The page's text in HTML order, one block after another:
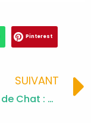
Pinterest
SUIVANT
Langues de Chat : Biscuits Fins et Croquants